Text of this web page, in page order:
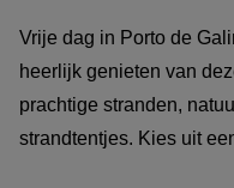
Vrije dag in Porto de
heerlijk genieten van
prachtige stranden,
strandtentjes. Kies uit